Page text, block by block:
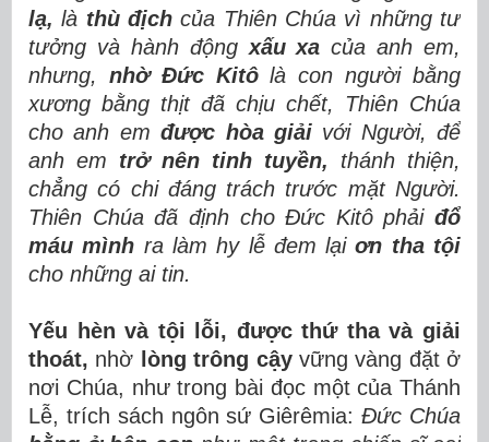
lạ, là thù địch của Thiên Chúa vì những tư
tưởng và hành động xấu xa của anh em,
nhưng, nhờ Đức Kitôlà con người bằng
xương bằng thịt đã chịu chết, Thiên Chúa
cho anh emđược hòa giảivới Người, để
anh em trở nên tinh tuyền, thánh thiện,
chẳng có chi đáng trách trước mặt Người.
Thiên Chúa đã định cho Đức Kitô phải đổ
máu mình ra làm hy lễ đem lạiơn tha tội
cho những ai tin.
Yếu hèn và tội lỗi, được thứ tha và giải
thoát, nhờ lòng trông cậyvững vàng đặt ở
nơi Chúa, như trong bài đọc một của Thánh
Lễ, trích sách ngôn sứ Giêrêmia:Đức Chúa